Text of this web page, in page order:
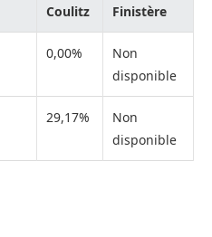
Coulitz
Finistère
0,00%
Non
disponible
29,17%
Non
disponible